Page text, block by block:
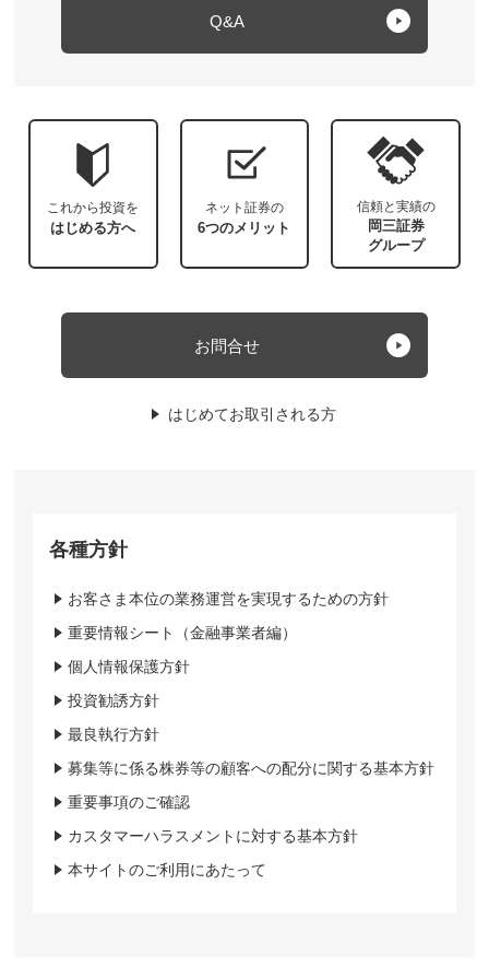
Q&A
これから投資を
はじめる方へ
ネット証券の
6つのメリット
信頼と実績の
岡三証券
グループ
お問合せ
はじめてお取引される方
各種方針
お客さま本位の業務運営を実現するための方針
重要情報シート（金融事業者編）
個人情報保護方針
投資勧誘方針
最良執行方針
募集等に係る株券等の顧客への配分に関する基本方針
重要事項のご確認
カスタマーハラスメントに対する基本方針
本サイトのご利用にあたって